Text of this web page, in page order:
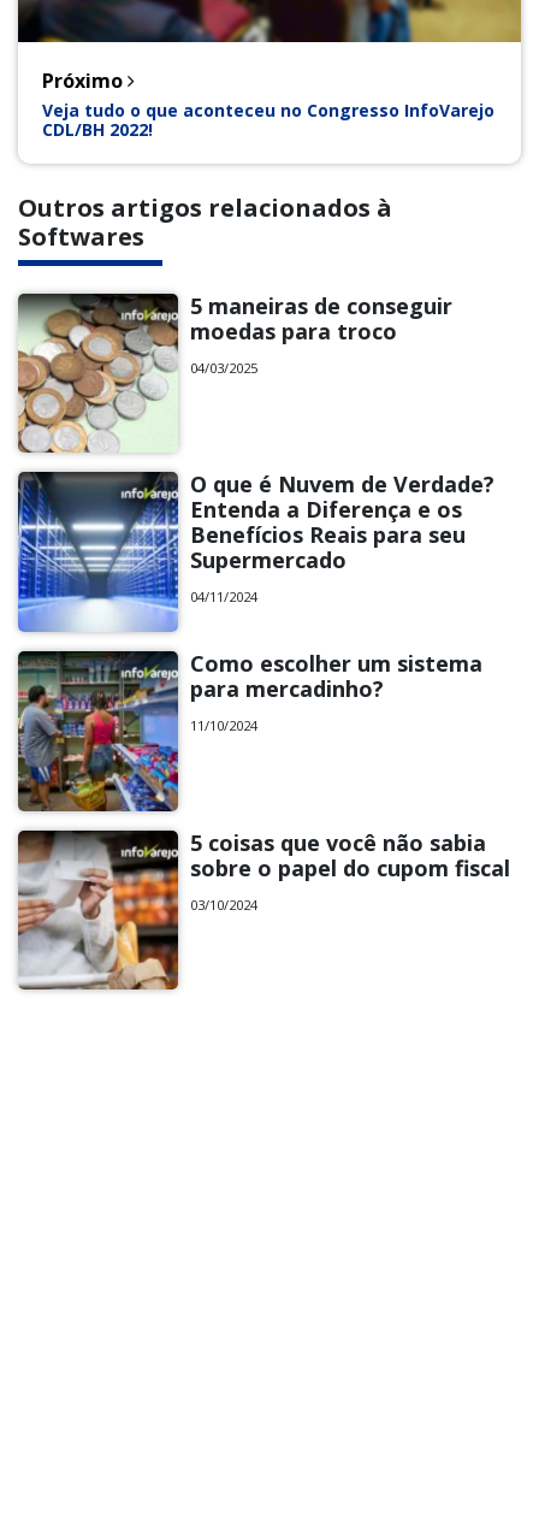
Próximo
Veja tudo o que aconteceu no Congresso InfoVarejo
CDL/BH 2022!
Outros artigos relacionados à
Softwares
5 maneiras de conseguir
moedas para troco
04/03/2025
O que é Nuvem de Verdade?
Entenda a Diferença e os
Benefícios Reais para seu
Supermercado
04/11/2024
Como escolher um sistema
para mercadinho?
11/10/2024
5 coisas que você não sabia
sobre o papel do cupom fiscal
03/10/2024